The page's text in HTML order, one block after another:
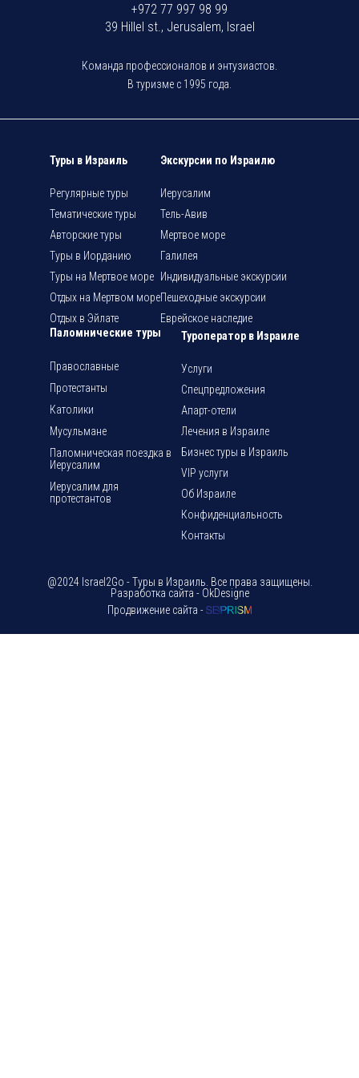
+972 77 997 98 99
39 Hillel st., Jerusalem, Israel
Команда профессионалов и энтузиастов.
В туризме с 1995 года.
Туры в Израиль
Регулярные туры
Тематические туры
Авторские туры
Туры в Иорданию
Туры на Мертвое море
Отдых на Мертвом море
Отдых в Эйлате
Экскурсии по Израилю
Иерусалим
Тель-Авив
Мертвое море
Галилея
Индивидуальные экскурсии
Пешеходные экскурсии
Еврейское наследие
Паломнические туры
Православные
Протестанты
Католики
Мусульмане
Паломническая поездка в
Иерусалим
Иерусалим для
протестантов
Туроператор в Израиле
Услуги
Спецпредложения
Апарт-отели
Лечения в Израиле
Бизнес туры в Израиль
VIP услуги
Об Израиле
Конфиденциальность
Контакты
@2024 Israel2Go - Туры в Израиль. Все права защищены.
Разработка сайта - OkDesigne
Продвижение сайта -